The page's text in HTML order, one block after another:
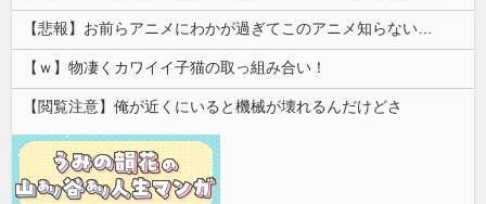
【悲報】お前らアニメにわかが過ぎてこのアニメ知らないｗｗｗｗｗ
【ｗ】物凄くカワイイ子猫の取っ組み合い！
【閲覧注意】俺が近くにいると機械が壊れるんだけどさ